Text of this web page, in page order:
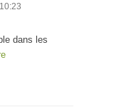
dans les